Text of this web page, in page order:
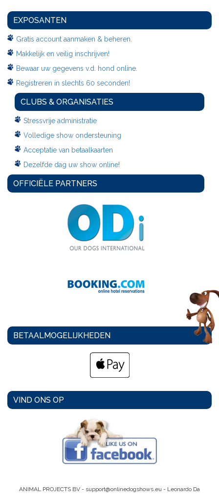
EXPOSANTEN
Gratis account aanmaken & beheren.
Makkelijk en veilig inschrijven!
Bewaar uw gegevens v.d. hond online.
Registreren in slechts 60 seconden!
CLUBS & ORGANISATIES
Stressvrije administratie
Volledige show ondersteuning
Acceptatie van betaalkaarten
Dezelfde dag uw show online!
OFFICIËLE PARTNERS
BETAALMOGELIJKHEDEN
VIND ONS OP
ANIMAL PROJECTS BV - support@onlinedogshows.eu - Leonardo Da